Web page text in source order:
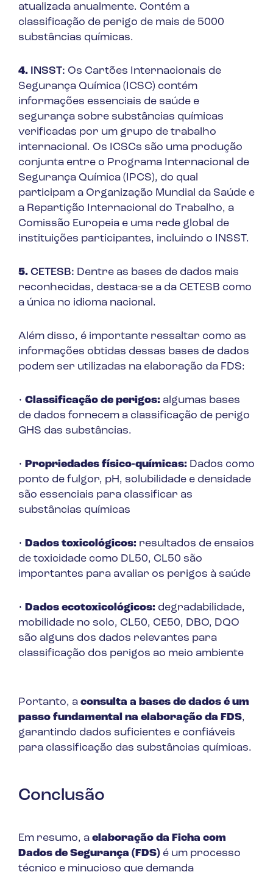
atualizada anualmente. Contém a
classificação de perigo de mais de 5000
substâncias químicas.
4. INSST: Os Cartões Internacionais de
Segurança Química (ICSC) contém
informações essenciais de saúde e
segurança sobre substâncias químicas
verificadas por um grupo de trabalho
internacional. Os ICSCs são uma produção
conjunta entre o Programa Internacional de
Segurança Química (IPCS), do qual
participam a Organização Mundial da Saúde e
a Repartição Internacional do Trabalho, a
Comissão Europeia e uma rede global de
instituições participantes, incluindo o INSST.
5. CETESB: Dentre as bases de dados mais
reconhecidas, destaca-se a da CETESB como
a única no idioma nacional.
Além disso, é importante ressaltar como as
informações obtidas dessas bases de dados
podem ser utilizadas na elaboração da FDS:
• Classificação de perigos: algumas bases
de dados fornecem a classificação de perigo
GHS das substâncias.
• Propriedades físico-químicas: Dados como
ponto de fulgor, pH, solubilidade e densidade
são essenciais para classificar as
substâncias químicas
• Dados toxicológicos: resultados de ensaios
de toxicidade como DL50, CL50 são
importantes para avaliar os perigos à saúde
• Dados ecotoxicológicos: degradabilidade,
mobilidade no solo, CL50, CE50, DBO, DQO
são alguns dos dados relevantes para
classificação dos perigos ao meio ambiente
Portanto, a consulta a bases de dados é um
passo fundamental na elaboração da FDS,
garantindo dados suficientes e confiáveis
para classificação das substâncias químicas.
Conclusão
Em resumo, a elaboração da Ficha com
Dados de Segurança (FDS) é um processo
técnico e minucioso que demanda